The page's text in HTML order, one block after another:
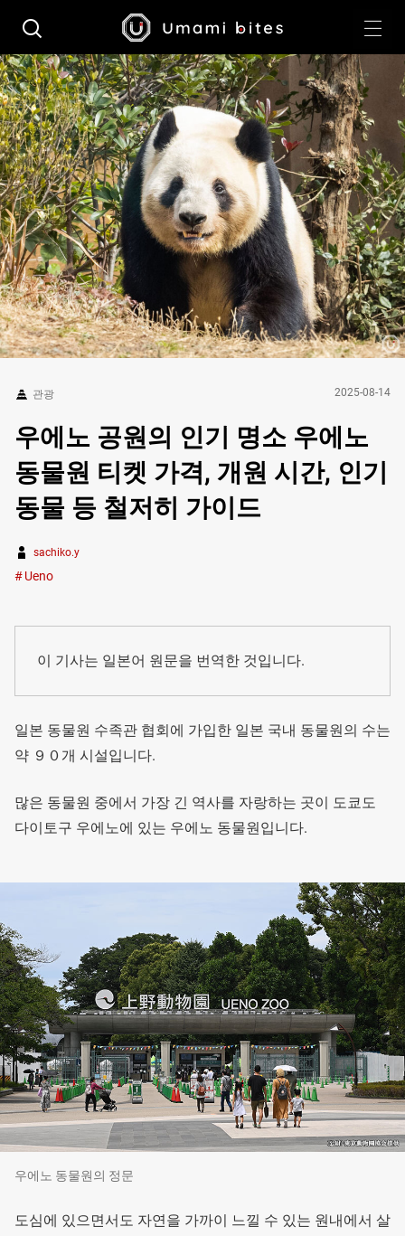
관광 2025-08-14
우에노 공원의 인기 명소 우에노
동물원 티켓 가격, 개원 시간, 인기
동물 등 철저히 가이드
sachiko.y
Ueno
이 기사는 일본어 원문을 번역한 것입니다.
일본 동물원 수족관 협회에 가입한 일본 국내 동물원의 수는
약 ９０개 시설입니다.
많은 동물원 중에서 가장 긴 역사를 자랑하는 곳이 도쿄도
다이토구 우에노에 있는 우에노 동물원입니다.
우에노 동물원의 정문
도심에 있으면서도 자연을 가까이 느낄 수 있는 원내에서 살